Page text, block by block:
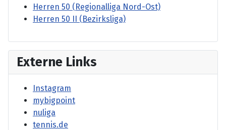
Herren 50 (Regionalliga Nord-Ost)
Herren 50 II (Bezirksliga)
Externe Links
Instagram
mybigpoint
nuliga
tennis.de